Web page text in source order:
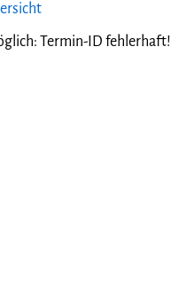
Termin-ID fehlerhaft!